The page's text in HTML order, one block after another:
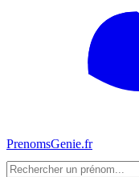
PrenomsGenie.fr